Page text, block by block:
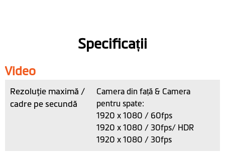
Specificații
Video
Rezoluţie maximă /
cadre pe secundă
Camera din față & Camera
pentru spate:
1920 x 1080 / 60fps
1920 x 1080 / 30fps/ HDR
1920 x 1080 / 30fps